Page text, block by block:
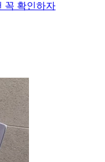
꼭 확인하자